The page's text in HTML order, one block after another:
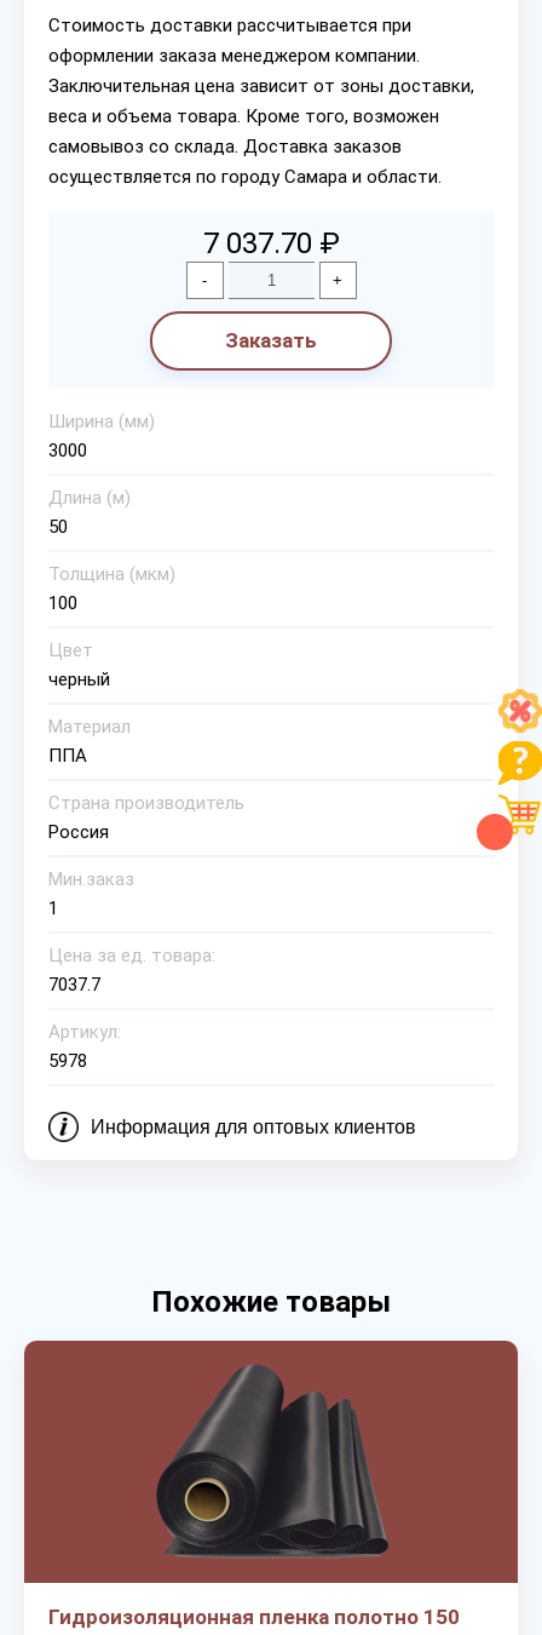
Стоимость доставки рассчитывается при
оформлении заказа менеджером компании.
Заключительная цена зависит от зоны доставки,
веса и объема товара. Кроме того, возможен
самовывоз со склада. Доставка заказов
осуществляется по городу Самара и области.
7 037.70 ₽
- +
Заказать
Ширина (мм)
3000
Длина (м)
50
Толщина (мкм)
100
Цвет
черный
Материал
ППА
Страна производитель
Россия
Мин.заказ
1
Цена за ед. товара:
7037.7
Артикул:
5978
Информация для оптовых клиентов
Похожие товары
Гидроизоляционная пленка полотно 150